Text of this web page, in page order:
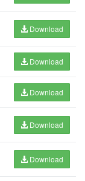
Download
Download
Download
Download
Download